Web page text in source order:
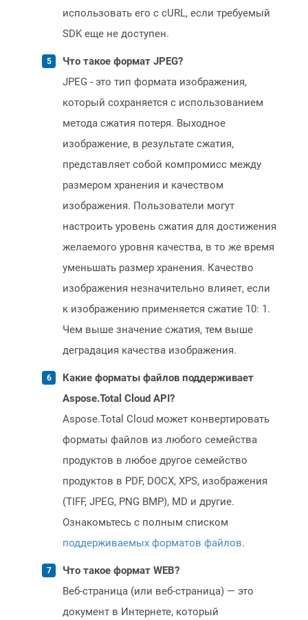
использовать его с cURL, если требуемый
SDK еще не доступен.
Что такое формат JPEG?
JPEG - это тип формата изображения,
который сохраняется с использованием
метода сжатия потеря. Выходное
изображение, в результате сжатия,
представляет собой компромисс между
размером хранения и качеством
изображения. Пользователи могут
настроить уровень сжатия для достижения
желаемого уровня качества, в то же время
уменьшать размер хранения. Качество
изображения незначительно влияет, если
к изображению применяется сжатие 10: 1.
Чем выше значение сжатия, тем выше
деградация качества изображения.
Какие форматы файлов поддерживает
Aspose.Total Cloud API?
Aspose.Total Cloud может конвертировать
форматы файлов из любого семейства
продуктов в любое другое семейство
продуктов в PDF, DOCX, XPS, изображения
(TIFF, JPEG, PNG BMP), MD и другие.
Ознакомьтесь с полным списком
поддерживаемых форматов файлов.
Что такое формат WEB?
Веб-страница (или веб-страница) — это
документ в Интернете, который